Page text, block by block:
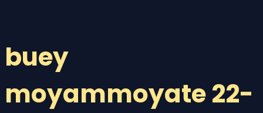
buey
moyammoyate 22-